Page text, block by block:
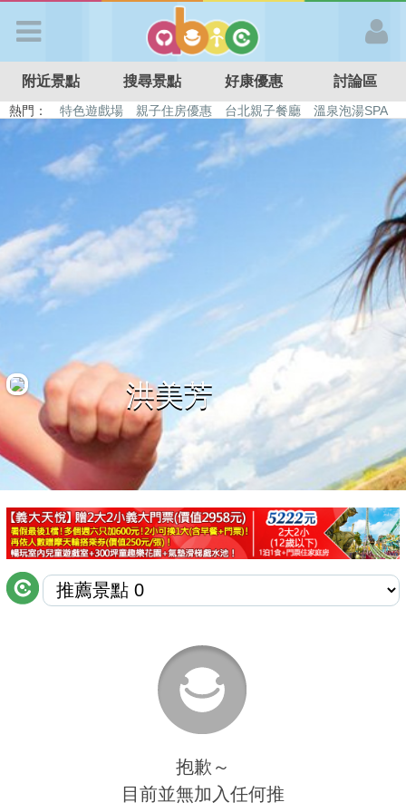
APP登入
首 頁
搜尋景點
好康優惠
最新留言
商家合作
推薦景點
討論區
聯絡我們
附近景點 搜尋景點 好康優惠 討論區
熱門： 特色遊戲場 親子住房優惠 台北親子餐廳
溫泉泡湯SPA
溜滑梯民宿
觀光工廠 日本親子景點
洪美芳
抱歉～
目前並無加入任何推